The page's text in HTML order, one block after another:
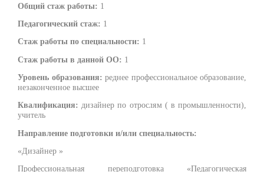
Общий стаж работы: 1
Педагогический стаж: 1
Стаж работы по специальности: 1
Стаж работы в данной ОО: 1
Уровень образования: реднее профессиональное образование,
незаконченное высшее
Квалификация: дизайнер по отрослям ( в промышленности),
учитель
Направление подготовки и/или специальность:
«Дизайнер »
Профессиональная переподготовка «Педагогическая